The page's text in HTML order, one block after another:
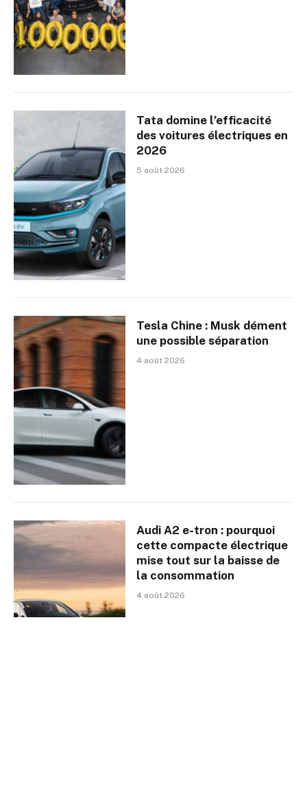
Tata domine l’efficacité
des voitures électriques en
2026
5 août 2026
Tesla Chine : Musk dément
une possible séparation
4 août 2026
Audi A2 e-tron : pourquoi
cette compacte électrique
mise tout sur la baisse de
la consommation
4 août 2026